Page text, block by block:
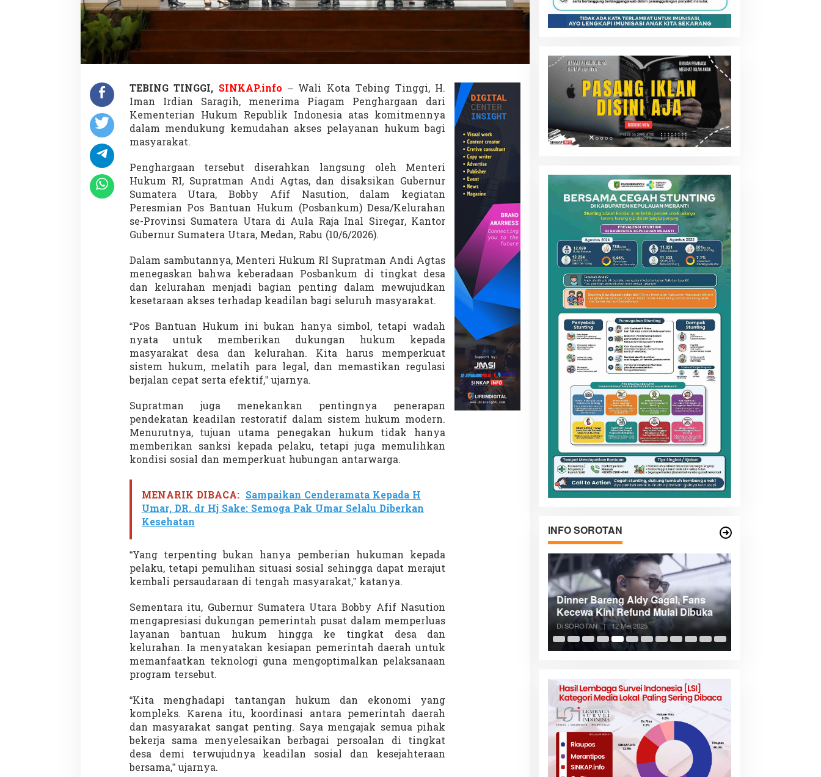
n
K
r
i
a
n
H
u
m
a
t
a
s
K
m
i
t
m
e
P
e
l
a
n
TEBING TINGGI, SINKAP.info – Wali Kota Tebing Tinggi, H.
Iman Irdian Saragih, menerima Piagam Penghargaan dari
Kementerian Hukum Republik Indonesia atas komitmennya
dalam mendukung kemudahan akses pelayanan hukum bagi
masyarakat.
Penghargaan tersebut diserahkan langsung oleh Menteri
Hukum RI, Supratman Andi Agtas, dan disaksikan Gubernur
Sumatera Utara, Bobby Afif Nasution, dalam kegiatan
Peresmian Pos Bantuan Hukum (Posbankum) Desa/Kelurahan
se-Provinsi Sumatera Utara di Aula Raja Inal Siregar, Kantor
Gubernur Sumatera Utara, Medan, Rabu (10/6/2026).
Dalam sambutannya, Menteri Hukum RI Supratman Andi Agtas
menegaskan bahwa keberadaan Posbankum di tingkat desa
dan kelurahan menjadi bagian penting dalam mewujudkan
kesetaraan akses terhadap keadilan bagi seluruh masyarakat.
“Pos Bantuan Hukum ini bukan hanya simbol, tetapi wadah
nyata untuk memberikan dukungan hukum kepada
masyarakat desa dan kelurahan. Kita harus memperkuat
sistem hukum, melatih para legal, dan memastikan regulasi
berjalan cepat serta efektif,” ujarnya.
Supratman juga menekankan pentingnya penerapan
pendekatan keadilan restoratif dalam sistem hukum modern.
Menurutnya, tujuan utama penegakan hukum tidak hanya
memberikan sanksi kepada pelaku, tetapi juga memulihkan
kondisi sosial dan memperkuat hubungan antarwarga.
MENARIK DIBACA: Sampaikan Cenderamata Kepada H
Umar, DR. dr Hj Sake: Semoga Pak Umar Selalu Diberkan
Kesehatan
“Yang terpenting bukan hanya pemberian hukuman kepada
pelaku, tetapi pemulihan situasi sosial sehingga dapat merajut
kembali persaudaraan di tengah masyarakat,” katanya.
Sementara itu, Gubernur Sumatera Utara Bobby Afif Nasution
mengapresiasi dukungan pemerintah pusat dalam memperluas
layanan bantuan hukum hingga ke tingkat desa dan
kelurahan. Ia menyatakan kesiapan pemerintah daerah untuk
memanfaatkan teknologi guna mengoptimalkan pelaksanaan
program tersebut.
“Kita menghadapi tantangan hukum dan ekonomi yang
kompleks. Karena itu, koordinasi antara pemerintah daerah
dan masyarakat sangat penting. Saya mengajak semua pihak
bekerja sama menyelesaikan berbagai persoalan di tingkat
desa demi terwujudnya keadilan sosial dan kesejahteraan
bersama,” ujarnya.
INFO SOROTAN
Nepal, PM Mundur Mendadak
Setelah Gedung Parlemen Dibakar
12 September 2025
Menteri Nusron: Patok Batas Tanah
Cegah Konflik dan Dukung
Penataan Ruang
Di NASIONAL, SOROTAN | 8 Agustus 2025
Rekognisi Sejarah Kerajaan Siak
dan Harapan Daerah Istimewa Riau
Di KOLOM, Opini, SOROTAN
Dinner Bareng Aldy Gagal, Fans
Kecewa Kini Refund Mulai Dibuka
Di SOROTAN | 12 Mei 2025